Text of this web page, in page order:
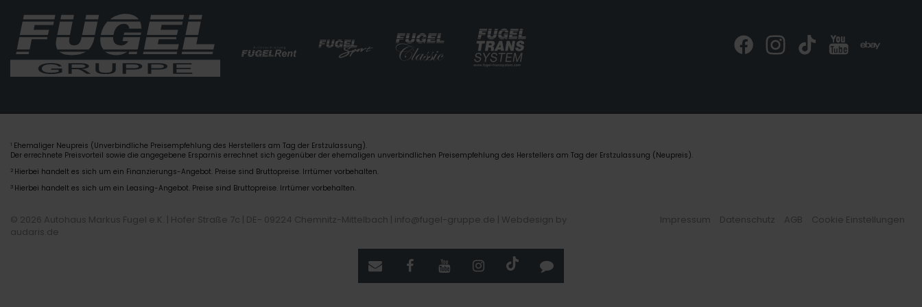
1 Ehemaliger Neupreis (Unverbindliche Preisempfehlung des Herstellers am Tag der Erstzulassung).
Der errechnete Preisvorteil sowie die angegebene Ersparnis errechnet sich gegenüber der ehemaligen unverbindlichen Preisempfehlung des Herstellers am Tag der Erstzulassung (Neupreis).
2 Hierbei handelt es sich um ein Finanzierungs-Angebot. Preise sind Bruttopreise. Irrtümer vorbehalten.
3 Hierbei handelt es sich um ein Leasing-Angebot. Preise sind Bruttopreise. Irrtümer vorbehalten.
© 2026 Autohaus Markus Fugel e.K. | Hofer Straße 7c | DE- 09224 Chemnitz-Mittelbach | info@fugel-gruppe.de | Webdesign by
audaris.de
Impressum Datenschutz AGB Cookie Einstellungen